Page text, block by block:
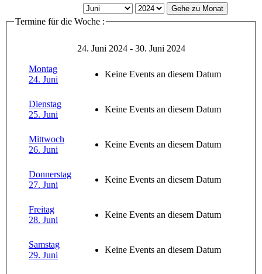
Gehe zu Monat
Termine für die Woche :
24. Juni 2024 - 30. Juni 2024
Montag
24. Juni
Keine Events an diesem Datum
Dienstag
25. Juni
Keine Events an diesem Datum
Mittwoch
26. Juni
Keine Events an diesem Datum
Donnerstag
27. Juni
Keine Events an diesem Datum
Freitag
28. Juni
Keine Events an diesem Datum
Samstag
29. Juni
Keine Events an diesem Datum